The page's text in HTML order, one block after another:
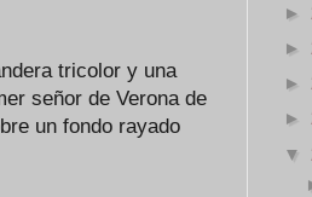
tricolor y una
señor de Verona de
un fondo rayado
►
►
►
►
▼